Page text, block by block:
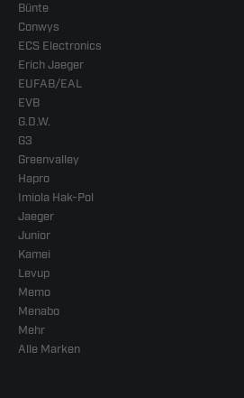
Bünte
Conwys
ECS Electronics
Erich Jaeger
EUFAB/EAL
EVB
G.D.W.
G3
Greenvalley
Hapro
Imiola Hak-Pol
Jaeger
Junior
Kamei
Levup
Memo
Menabo
Mehr
Alle Marken